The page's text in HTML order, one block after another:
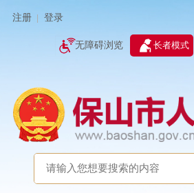
注册 登录
无障碍浏览 长者模式